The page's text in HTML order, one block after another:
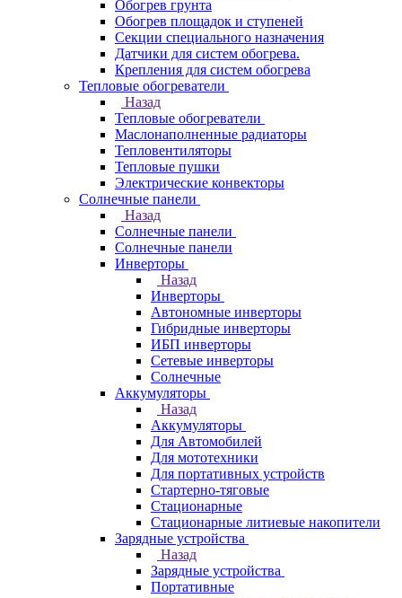
Обогрев грунта
Обогрев площадок и ступеней
Секции специального назначения
Датчики для систем обогрева.
Крепления для систем обогрева
Тепловые обогреватели
Назад
Тепловые обогреватели
Маслонаполненные радиаторы
Тепловентиляторы
Тепловые пушки
Электрические конвекторы
Солнечные панели
Назад
Солнечные панели
Солнечные панели
Инверторы
Назад
Инверторы
Автономные инверторы
Гибридные инверторы
ИБП инверторы
Сетевые инверторы
Солнечные
Аккумуляторы
Назад
Аккумуляторы
Для Автомобилей
Для мототехники
Для портативных устройств
Стартерно-тяговые
Стационарные
Стационарные литиевые накопители
Зарядные устройства
Назад
Зарядные устройства
Портативные